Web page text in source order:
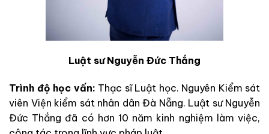
Luật sư Nguyễn Đức Thắng
Trình độ học vấn: Thạc sĩ Luật học. Nguyên Kiểm sát
viên Viện kiểm sát nhân dân Đà Nẵng. Luật sư Nguyễn
Đức Thắng đã có hơn 10 năm kinh nghiệm làm việc,